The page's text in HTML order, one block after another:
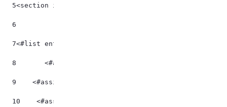
5<section id="menuProjets" class="">
6
7<#list entries as entry>
8
<#assign assetRenderer =
9
<#assign entryTitle =
10
<#assign className =